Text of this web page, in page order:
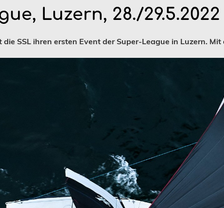
Luzern, 28./29.5.2022
SSL ihren ersten Event der Super-League in Luzern. Mit